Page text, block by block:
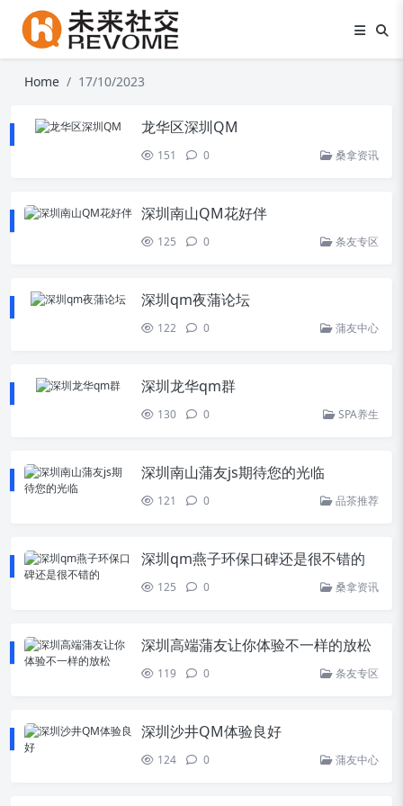
Home 17/10/2023
龙华区深圳QM
151 0 桑拿资讯
深圳南山QM花好伴
125 0 条友专区
深圳qm夜蒲论坛
122 0 蒲友中心
深圳龙华qm群
130 0 SPA养生
深圳南山蒲友js期待您的光临
121 0 品茶推荐
深圳qm燕子环保口碑还是很不错的
125 0 桑拿资讯
深圳高端蒲友让你体验不一样的放松
119 0 条友专区
深圳沙井QM体验良好
124 0 蒲友中心